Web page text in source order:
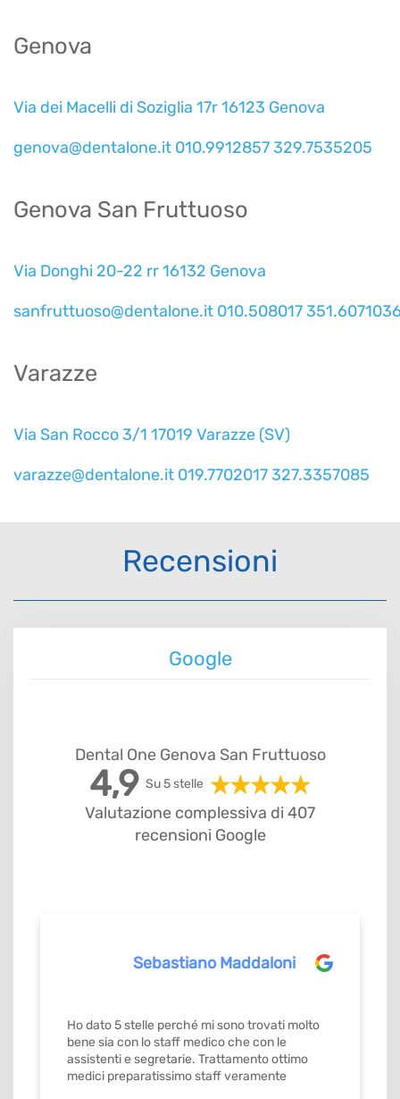
Genova
Via dei Macelli di Soziglia 17r 16123 Genova
genova@dentalone.it 010.9912857329.7535205
Genova San Fruttuoso
Via Donghi 20-22 rr 16132 Genova
sanfruttuoso@dentalone.it 010.508017
Varazze
Via San Rocco 3/1 17019 Varazze (SV)
varazze@dentalone.it 019.7702017327.3357085
Recensioni
Google
Dental One Genova San Fruttuoso
4,9 Su 5 stelle
Valutazione complessiva di 407
recensioni Google
Sebastiano Maddaloni
Ho dato 5 stelle perché mi sono trovati molto
bene sia con lo staff medico che con le
assistenti e segretarie. Trattamento ottimo
medici preparatissimo staff veramente